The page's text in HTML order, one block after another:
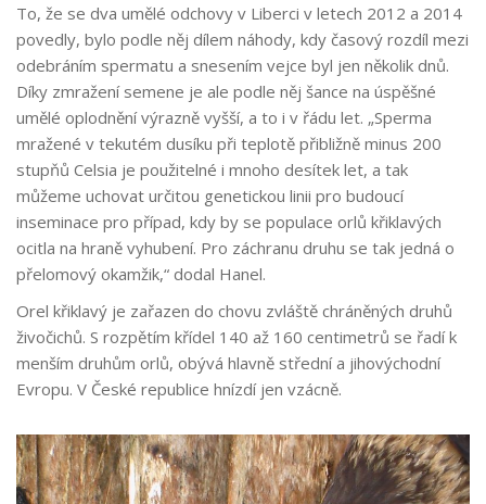
To, že se dva umělé odchovy v Liberci v letech 2012 a 2014
povedly, bylo podle něj dílem náhody, kdy časový rozdíl mezi
odebráním spermatu a snesením vejce byl jen několik dnů.
Díky zmražení semene je ale podle něj šance na úspěšné
umělé oplodnění výrazně vyšší, a to i v řádu let. „Sperma
mražené v tekutém dusíku při teplotě přibližně minus 200
stupňů Celsia je použitelné i mnoho desítek let, a tak
můžeme uchovat určitou genetickou linii pro budoucí
inseminace pro případ, kdy by se populace orlů křiklavých
ocitla na hraně vyhubení. Pro záchranu druhu se tak jedná o
přelomový okamžik,“ dodal Hanel.
Orel křiklavý je zařazen do chovu zvláště chráněných druhů
živočichů. S rozpětím křídel 140 až 160 centimetrů se řadí k
menším druhům orlů, obývá hlavně střední a jihovýchodní
Evropu. V České republice hnízdí jen vzácně.